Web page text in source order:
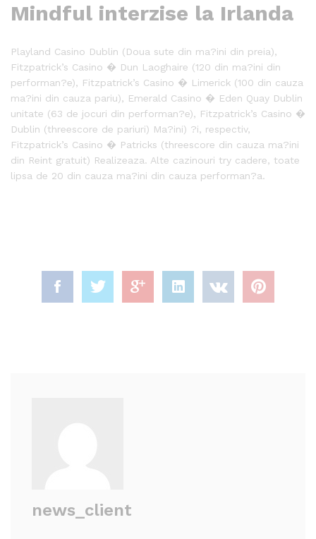
Mindful interzise la Irlanda
Playland Casino Dublin (Doua sute din ma?ini din preia),
Fitzpatrick’s Casino � Dun Laoghaire (120 din ma?ini din
performan?e), Fitzpatrick’s Casino � Limerick (100 din cauza
ma?ini din cauza pariu), Emerald Casino � Eden Quay Dublin
unitate (63 de jocuri din performan?e), Fitzpatrick’s Casino �
Dublin (threescore de pariuri) Ma?ini) ?i, respectiv,
Fitzpatrick’s Casino � Patricks (threescore din cauza ma?ini
din Reint gratuit) Realizeaza. Alte cazinouri try cadere, toate
lipsa de 20 din cauza ma?ini din cauza performan?a.
news_client